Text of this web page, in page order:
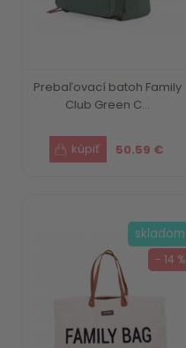
Prebaľovací batoh Family
Club Green C...
50.59 €
skladom
- 14 %